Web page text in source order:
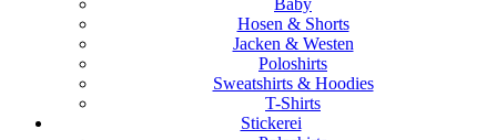
Baby
Hosen & Shorts
Jacken & Westen
Poloshirts
Sweatshirts & Hoodies
T-Shirts
Stickerei